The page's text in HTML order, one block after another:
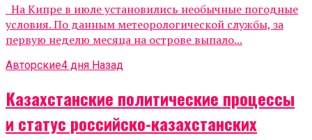
На Кипре в июле установились необычные погодные
условия. По данным метеорологической службы, за
первую неделю месяца на острове выпало...
Авторские4 дня Назад
Казахстанские политические процессы
и статус российско-казахстанских